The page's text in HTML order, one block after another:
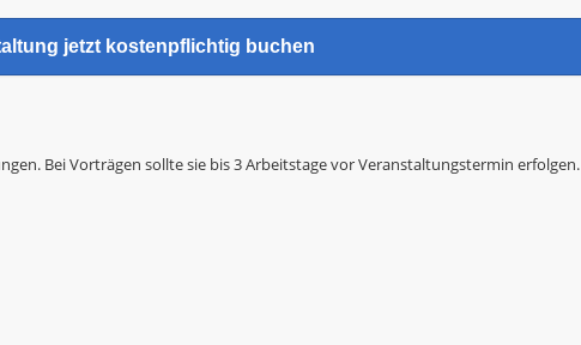
Bei Vorträgen sollte sie bis 3 Arbeitstage vor Veranstaltungstermin erfolgen.